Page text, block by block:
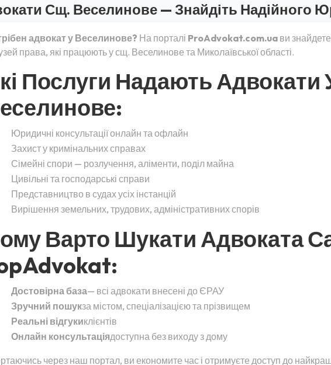
Сщ. Веселинове — Знайдіть Надійного
адвокат у Веселинове? На порталі ProAdvokat.com.ua ви
права, які працюють у сщ. Веселинове та Миколаївської області.
Послуги Надають Адвокати
Юридичні консультації онлайн та офлайн
Захист у кримінальних справах
Сімейні спори — розлучення, аліменти, поділ майна
Цивільні та господарські справи
Представництво в судах усіх інстанцій
Вирішення земельних, трудових, адміністративних спорів
Варто Шукати Адвоката
Достовірна база— всі адвокати внесені до ЄРАУ
Зручний пошукза містом, спеціалізацією та прізвищем
Реальні відгукиклієнтів
Онлайн консультаціядоступна без виходу з дому
через наш портал, ви економите час і отримуєте доступ до